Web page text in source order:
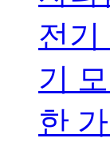
전
기
한